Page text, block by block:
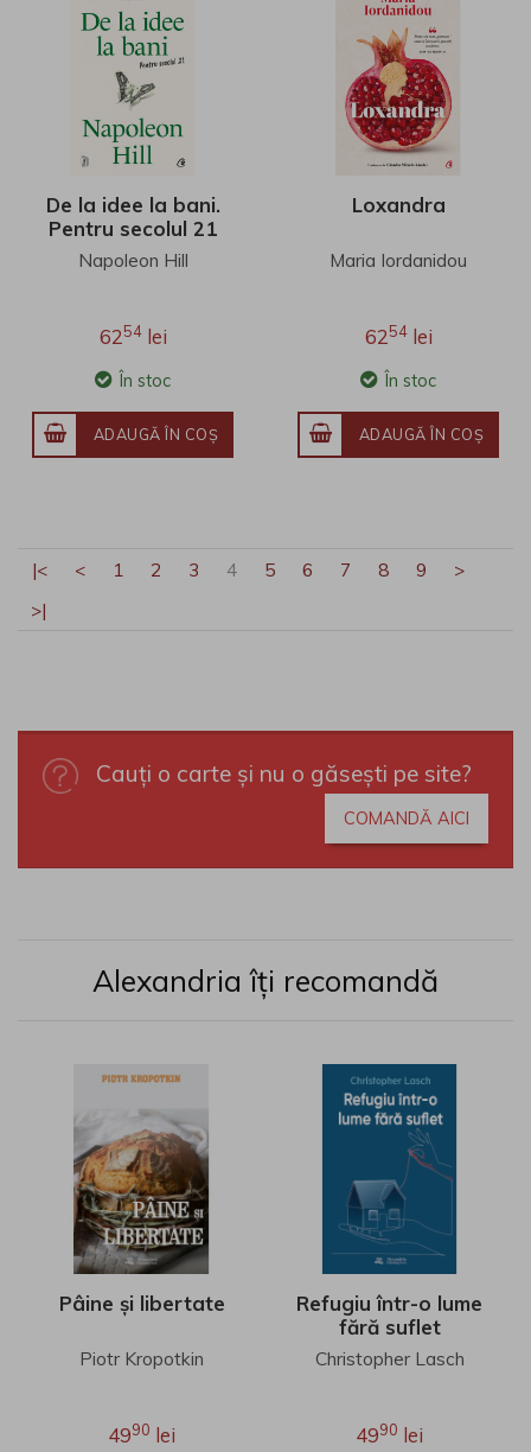
De la idee la bani.
Pentru secolul 21
Napoleon Hill
6254lei
În stoc
ADAUGĂ ÎN COŞ
Loxandra
Maria Iordanidou
6254lei
În stoc
ADAUGĂ ÎN COŞ
|< < 1 2 3 4 5 6 7 8 9
>
>|
Cauți o carte și nu o găsești pe site?
COMANDĂ AICI
Alexandria îți recomandă
Pâine și libertate
Piotr Kropotkin
4990 lei
Refugiu într-o lume
fără suflet
Christopher Lasch
4990 lei